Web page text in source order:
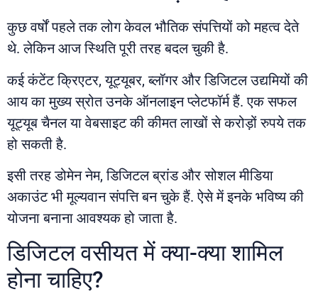
कुछ वर्षों पहले तक लोग केवल भौतिक संपत्तियों को महत्व देते
थे. लेकिन आज स्थिति पूरी तरह बदल चुकी है.
कई कंटेंट क्रिएटर, यूट्यूबर, ब्लॉगर और डिजिटल उद्यमियों की
आय का मुख्य स्रोत उनके ऑनलाइन प्लेटफॉर्म हैं. एक सफल
यूट्यूब चैनल या वेबसाइट की कीमत लाखों से करोड़ों रुपये तक
हो सकती है.
इसी तरह डोमेन नेम, डिजिटल ब्रांड और सोशल मीडिया
अकाउंट भी मूल्यवान संपत्ति बन चुके हैं. ऐसे में इनके भविष्य की
योजना बनाना आवश्यक हो जाता है.
डिजिटल वसीयत में क्या-क्या शामिल
होना चाहिए?